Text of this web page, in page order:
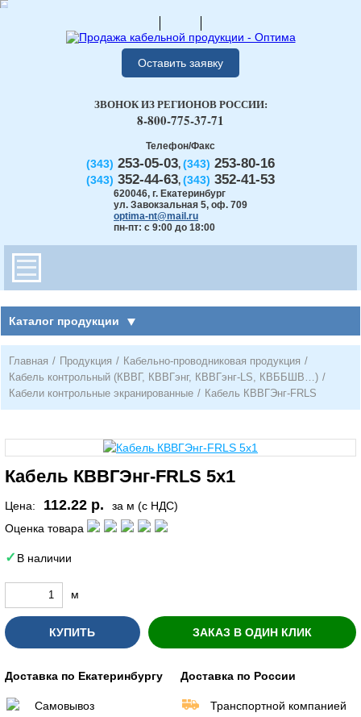
Оставить заявку
Телефон/Факс
(343) 253-05-03, (343) 253-80-16
(343) 352-44-63, (343) 352-41-53
620046, г. Екатеринбург
ул. Завокзальная 5, оф. 709
optima-nt@mail.ru
пн-пт: с 9:00 до 18:00
ЗВОНОК ИЗ РЕГИОНОВ РОССИИ:
8-800-775-37-71
Каталог продукции
Главная / Продукция / Кабельно-проводниковая продукция /
Кабель контрольный (КВВГ, КВВГэнг, КВВГэнг-LS, КВББШВ…) /
Кабели контрольные экранированные / Кабель КВВГЭнг-FRLS
Кабель КВВГЭнг-FRLS 5х1
Цена: 112.22 р.
за м (с НДС)
Оценка товара
В наличии
м
КУПИТЬ ЗАКАЗ В ОДИН КЛИК
Доставка по Екатеринбургу
Самовывоз
Доставка по России
Транспортной компанией